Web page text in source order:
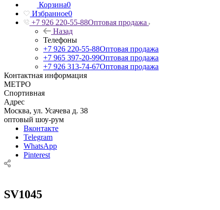
Корзина0
Избранное0
+7 926 220-55-88Оптовая продажа
Назад
Телефоны
+7 926 220-55-88Оптовая продажа
+7 965 397-20-99Оптовая продажа
+7 926 313-74-67Оптовая продажа
Контактная информация
МЕТРО
Спортивная
Адрес
Москва, ул. Усачева д. 38
оптовый шоу-рум
Вконтакте
Telegram
WhatsApp
Pinterest
SV1045